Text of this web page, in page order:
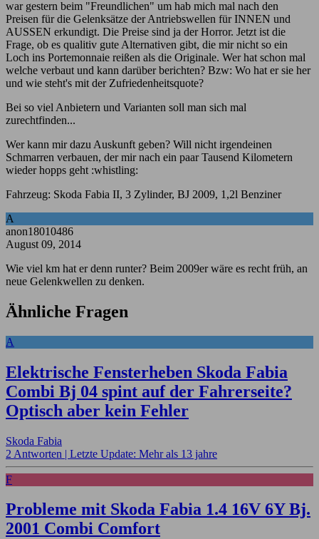
war gestern beim "Freundlichen" um hab mich mal nach den
Preisen für die Gelenksätze der Antriebswellen für INNEN und
AUSSEN erkundigt. Die Preise sind ja der Horror. Jetzt ist die
Frage, ob es qualitiv gute Alternativen gibt, die mir nicht so ein
Loch ins Portemonnaie reißen als die Originale. Wer hat schon mal
welche verbaut und kann darüber berichten? Bzw: Wo hat er sie her
und wie steht's mit der Zufriedenheitsquote?
Bei so viel Anbietern und Varianten soll man sich mal
zurechtfinden...
Wer kann mir dazu Auskunft geben? Will nicht irgendeinen
Schmarren verbauen, der mir nach ein paar Tausend Kilometern
wieder hopps geht :whistling:
Fahrzeug: Skoda Fabia II, 3 Zylinder, BJ 2009, 1,2l Benziner
A
anon18010486
August 09, 2014
Wie viel km hat er denn runter? Beim 2009er wäre es recht früh, an
neue Gelenkwellen zu denken.
Ähnliche Fragen
A
Elektrische Fensterheben Skoda Fabia
Combi Bj 04 spint auf der Fahrerseite?
Optisch aber kein Fehler
Skoda Fabia
2 Antworten | Letzte Update: Mehr als 13 jahre
F
Probleme mit Skoda Fabia 1.4 16V 6Y Bj.
2001 Combi Comfort